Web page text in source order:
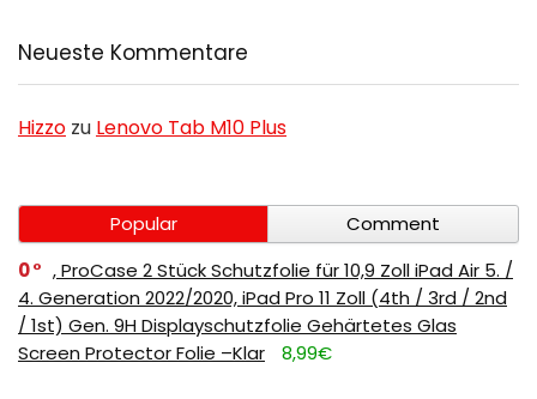
Neueste Kommentare
Hizzo zu Lenovo Tab M10 Plus
Popular
Comment
0
, ProCase 2 Stück Schutzfolie für 10,9 Zoll iPad Air 5. /
4. Generation 2022/2020, iPad Pro 11 Zoll (4th / 3rd / 2nd
/ 1st) Gen. 9H Displayschutzfolie Gehärtetes Glas
Screen Protector Folie –Klar
8,99€